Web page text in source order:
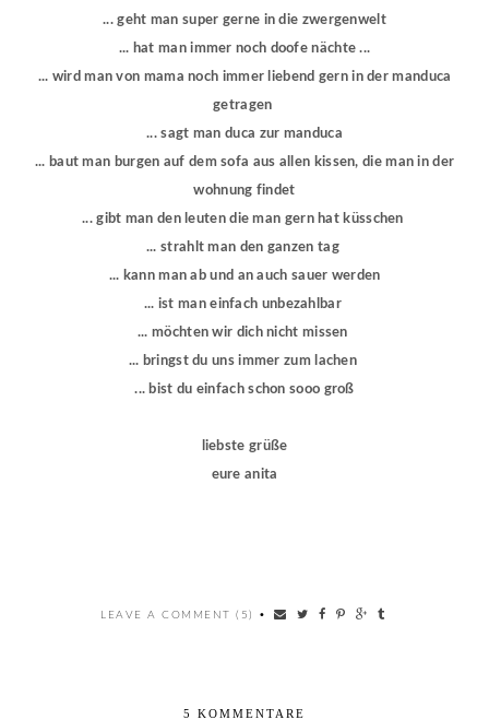
... geht man super gerne in die zwergenwelt
... hat man immer noch doofe nächte ...
... wird man von mama noch immer liebend gern in der manduca
getragen
... sagt man duca zur manduca
... baut man burgen auf dem sofa aus allen kissen, die man in der
wohnung findet
... gibt man den leuten die man gern hat küsschen
... strahlt man den ganzen tag
... kann man ab und an auch sauer werden
... ist man einfach unbezahlbar
... möchten wir dich nicht missen
... bringst du uns immer zum lachen
... bist du einfach schon sooo groß
liebste grüße
eure anita
LEAVE A COMMENT (5) •
5 KOMMENTARE